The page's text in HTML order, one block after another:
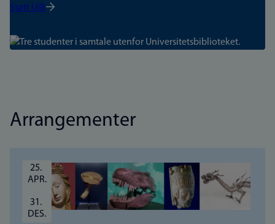
Støtt UiB
Bilde
Arrangementer
25.
APR.
31.
DES.